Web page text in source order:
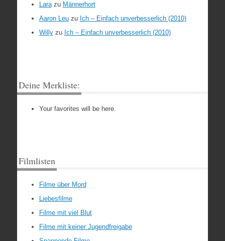
Larazu Männerhort
Aaron Leuzu Ich – Einfach unverbesserlich (2010)
Willyzu Ich – Einfach unverbesserlich (2010)
Deine Merkliste:
Your favorites will be here.
Filmlisten
Filme über Mord
Liebesfilme
Filme mit viel Blut
Filme mit keiner Jugendfreigabe